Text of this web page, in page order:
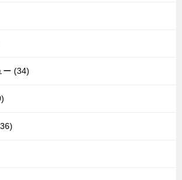
ー (34)